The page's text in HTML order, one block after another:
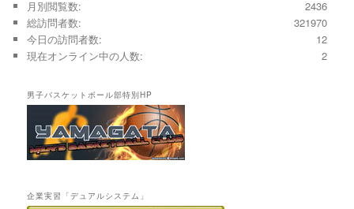
2436
月別閲覧数:
321970
総訪問者数:
12
今日の訪問者数:
2
現在オンライン中の人数:
男子バスケットボール部特別HP
企業実習「デュアルシステム」